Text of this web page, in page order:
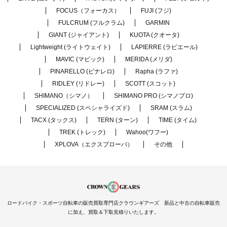
FOCUS（フォーカス）
FUJI (フジ)
FULCRUM (フルクラム)
GARMIN
GIANT (ジャイアント)
KUOTA (クオータ)
Lightweight (ライトウェイト)
LAPIERRE (ラピエール)
MAVIC (マビック)
MERIDA (メリダ)
PINARELLO (ピナレロ)
Rapha (ラファ)
RIDLEY (リドレー)
SCOTT (スコット)
SHIMANO（シマノ）
SHIMANO PRO (シマノプロ)
SPECIALIZED (スペシャライズド)
SRAM (スラム)
TACX (タックス)
TERN (ターン)
TIME (タイム)
TREK (トレック)
Wahoo(ワフー)
XPLOVA（エクスプローバ）
その他
ロードバイク・スポーツ自転車の販売買取専門店クラウンギアーズ 新品と中古の自転車販売
に加え、買取＆下取見積りいたします。